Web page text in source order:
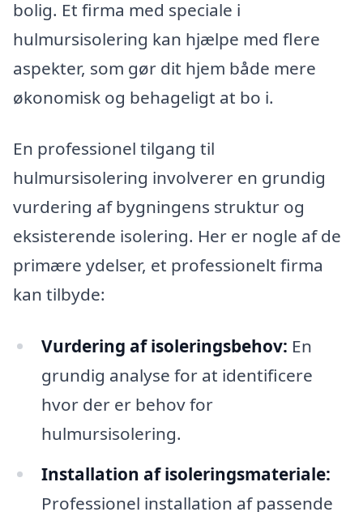
bolig. Et firma med speciale i
hulmursisolering kan hjælpe med flere
aspekter, som gør dit hjem både mere
økonomisk og behageligt at bo i.
En professionel tilgang til
hulmursisolering involverer en grundig
vurdering af bygningens struktur og
eksisterende isolering. Her er nogle af de
primære ydelser, et professionelt firma
kan tilbyde:
Vurdering af isoleringsbehov: En
grundig analyse for at identificere
hvor der er behov for
hulmursisolering.
Installation af isoleringsmateriale:
Professionel installation af passende